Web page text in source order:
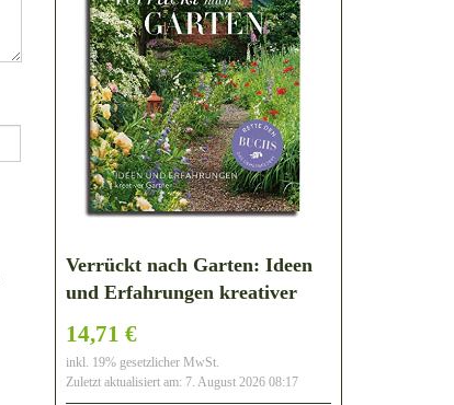
Verrückt nach Garten: Ideen
und Erfahrungen kreativer
14,71 €
inkl. 19% gesetzlicher MwSt.
Zuletzt aktualisiert am: 7. August 2026 08:17